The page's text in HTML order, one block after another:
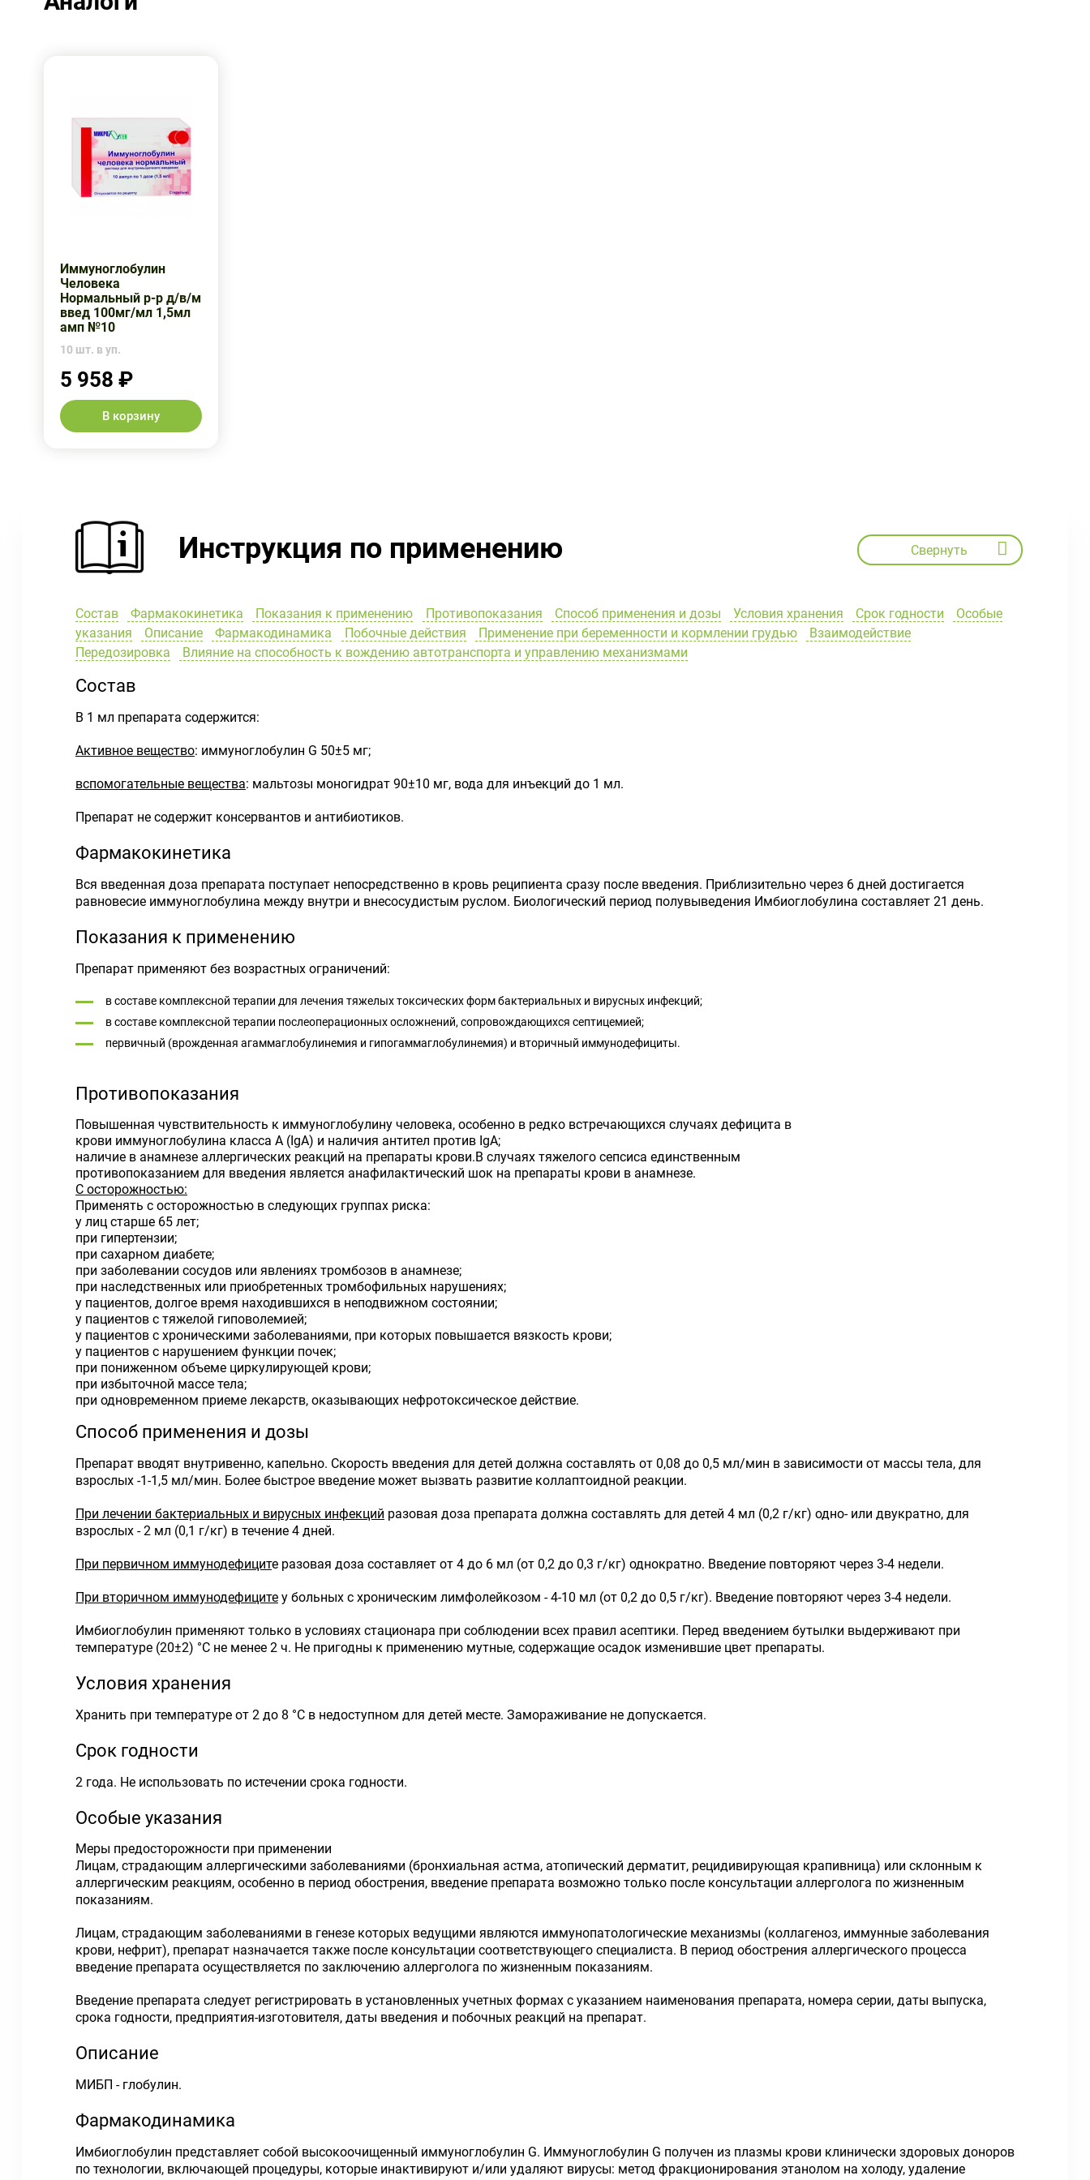
Иммуноглобулин
Человека
Нормальный р-р д/в/м
введ 100мг/мл 1,5мл
амп №10
10 шт. в уп.
5 958 ₽
В корзину
Инструкция по применению Свернуть
Состав Фармакокинетика Показания к применению Противопоказания Способ применения и дозы Условия хранения Срок годности
Особые
указания
Описание Фармакодинамика Побочные действия Применение при беременности и кормлении грудью
Взаимодействие
Передозировка
Влияние на способность к вождению автотранспорта и управлению механизмами
Состав
В 1 мл препарата содержится:
Активное вещество: иммуноглобулин G 50±5 мг;
вспомогательные вещества: мальтозы моногидрат 90±10 мг, вода для инъекций до 1 мл.
Препарат не содержит консервантов и антибиотиков.
Фармакокинетика
Вся введенная доза препарата поступает непосредственно в кровь реципиента сразу после введения. Приблизительно через 6 дней достигается
равновесие иммуноглобулина между внутри и внесосудистым руслом. Биологический период полувыведения Имбиоглобулина составляет 21 день.
Показания к применению
Препарат применяют без возрастных ограничений:
в составе комплексной терапии для лечения тяжелых токсических форм бактериальных и вирусных инфекций;
в составе комплексной терапии послеоперационных осложнений, сопровождающихся септицемией;
первичный (врожденная агаммаглобулинемия и гипогаммаглобулинемия) и вторичный иммунодефициты.
Противопоказания
Повышенная чувствительность к иммуноглобулину человека, особенно в редко встречающихся случаях дефицита в
крови иммуноглобулина класса A (IgA) и наличия антител против IgA;
наличие в анамнезе аллергических реакций на препараты крови.В случаях тяжелого сепсиса единственным
противопоказанием для введения является анафилактический шок на препараты крови в анамнезе.
С осторожностью:
Применять с осторожностью в следующих группах риска:
у лиц старше 65 лет;
при гипертензии;
при сахарном диабете;
при заболевании сосудов или явлениях тромбозов в анамнезе;
при наследственных или приобретенных тромбофильных нарушениях;
у пациентов, долгое время находившихся в неподвижном состоянии;
у пациентов с тяжелой гиповолемией;
у пациентов с хроническими заболеваниями, при которых повышается вязкость крови;
у пациентов с нарушением функции почек;
при пониженном объеме циркулирующей крови;
при избыточной массе тела;
при одновременном приеме лекарств, оказывающих нефротоксическое действие.
Способ применения и дозы
Препарат вводят внутривенно, капельно. Скорость введения для детей должна составлять от 0,08 до 0,5 мл/мин в зависимости от массы тела, для
взрослых -1-1,5 мл/мин. Более быстрое введение может вызвать развитие коллаптоидной реакции.
При лечении бактериальных и вирусных инфекций разовая доза препарата должна составлять для детей 4 мл (0,2 г/кг) одно- или двукратно, для
взрослых - 2 мл (0,1 г/кг) в течение 4 дней.
При первичном иммунодефиците разовая доза составляет от 4 до 6 мл (от 0,2 до 0,3 г/кг) однократно. Введение повторяют через 3-4 недели.
При вторичном иммунодефиците у больных с хроническим лимфолейкозом - 4-10 мл (от 0,2 до 0,5 г/кг). Введение повторяют через 3-4 недели.
Имбиоглобулин применяют только в условиях стационара при соблюдении всех правил асептики. Перед введением бутылки выдерживают при
температуре (20±2) °С не менее 2 ч. Не пригодны к применению мутные, содержащие осадок изменившие цвет препараты.
Условия хранения
Хранить при температуре от 2 до 8 °С в недоступном для детей месте. Замораживание не допускается.
Срок годности
2 года. Не использовать по истечении срока годности.
Особые указания
Меры предосторожности при применении
Лицам, страдающим аллергическими заболеваниями (бронхиальная астма, атопический дерматит, рецидивирующая крапивница) или склонным к
аллергическим реакциям, особенно в период обострения, введение препарата возможно только после консультации аллерголога по жизненным
показаниям.
Лицам, страдающим заболеваниями в генезе которых ведущими являются иммунопатологические механизмы (коллагеноз, иммунные заболевания
крови, нефрит), препарат назначается также после консультации соответствующего специалиста. В период обострения аллергического процесса
введение препарата осуществляется по заключению аллерголога по жизненным показаниям.
Введение препарата следует регистрировать в установленных учетных формах с указанием наименования препарата, номера серии, даты выпуска,
срока годности, предприятия-изготовителя, даты введения и побочных реакций на препарат.
Описание
МИБП - глобулин.
Фармакодинамика
Имбиоглобулин представляет собой высокоочищенный иммуноглобулин G. Иммуноглобулин G получен из плазмы крови клинически здоровых доноров
по технологии, включающей процедуры, которые инактивируют и/или удаляют вирусы: метод фракционирования этанолом на холоду, удаление